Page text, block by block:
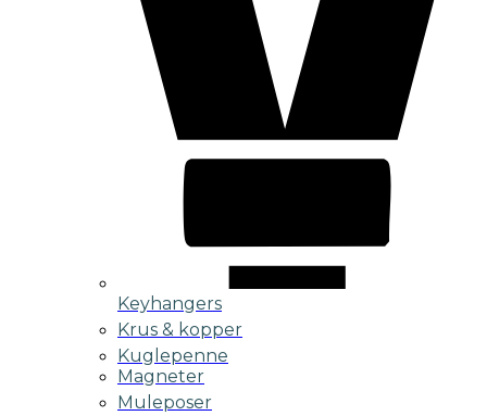
Keyhangers
Krus & kopper
Kuglepenne
Magneter
Muleposer